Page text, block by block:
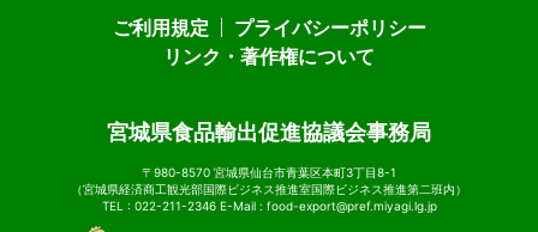
ご利用規定
プライバシーポリシー
リンク・著作権について
宮城県食品輸出促進協議会事務局
〒980-8570 宮城県仙台市青葉区本町3丁目8-1
（宮城県経済商工観光部国際ビジネス推進室国際ビジネス推進第二班内）
TEL : 022-211-2346E-Mail : food-export@pref.miyagi.lg.jp